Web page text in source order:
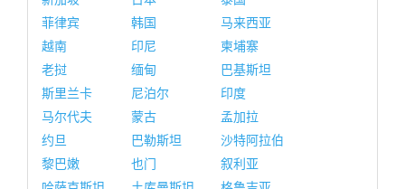
菲律宾
韩国
马来西亚
越南
印尼
柬埔寨
老挝
缅甸
巴基斯坦
斯里兰卡
尼泊尔
印度
马尔代夫
蒙古
孟加拉
约旦
巴勒斯坦
沙特阿拉伯
黎巴嫩
也门
叙利亚